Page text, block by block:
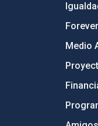
Medio